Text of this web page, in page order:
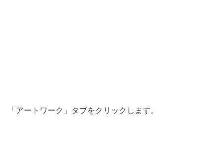
「アートワーク」タブをクリックします。